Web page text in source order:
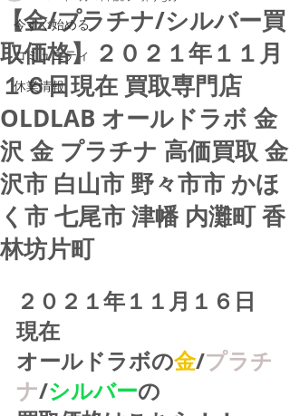
今すぐ始める
コミュニティ
休業情報
【金/プラチナ/シルバー買
取価格】２０２１年１１月
１６日現在 買取専門店
OLDLAB オールドラボ 金
沢 金 プラチナ 高価買取 金
沢市 白山市 野々市市 かほ
く市 七尾市 津幡 内灘町 香
林坊片町
２０２１年１１月１６日
現在
オールドラボの金/プラチ
ナ/シルバーの